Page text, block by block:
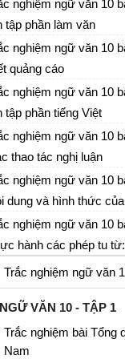
nghiệm ngữ văn 10
tập phần làm văn
nghiệm ngữ văn 10
quảng cáo
nghiệm ngữ văn 10
tập phần tiếng Việt
nghiệm ngữ văn 10
thao tác nghị luận
nghiệm ngữ văn 10
dung và hình thức
văn học
nghiệm ngữ văn 10
hành các phép tu từ:
điệp và phép đối
Trắc nghiệm ngữ văn
NGỮ VĂN 10 - TẬP 1
Trắc nghiệm bài Tổng
Nam